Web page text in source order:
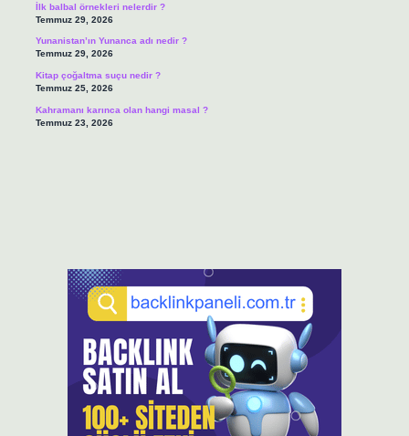
İlk balbal örnekleri nelerdir ?
Temmuz 29, 2026
Yunanistan’ın Yunanca adı nedir ?
Temmuz 29, 2026
Kitap çoğaltma suçu nedir ?
Temmuz 25, 2026
Kahramanı karınca olan hangi masal ?
Temmuz 23, 2026